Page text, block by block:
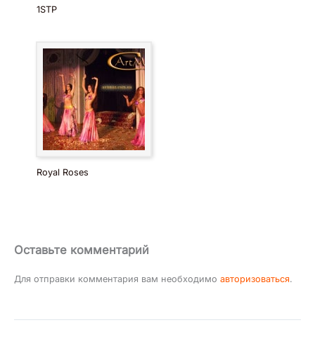
1STP
Royal Roses
Оставьте комментарий
Для отправки комментария вам необходимо авторизоваться.